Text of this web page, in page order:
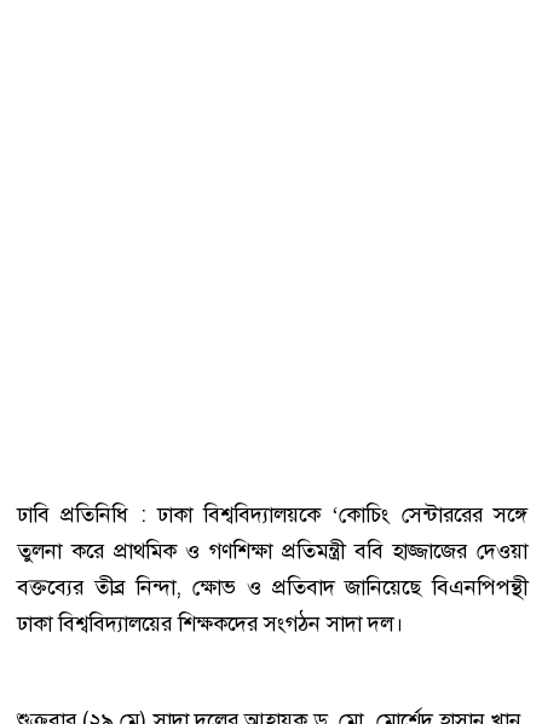
ঢাবি প্রতিনিধি : ঢাকা বিশ্ববিদ্যালয়কে ‘কোচিং সেন্টাররের সঙ্গে
তুলনা করে প্রাথমিক ও গণশিক্ষা প্রতিমন্ত্রী ববি হাজ্জাজের দেওয়া
বক্তব্যের তীব্র নিন্দা, ক্ষোভ ও প্রতিবাদ জানিয়েছে বিএনপিপন্থী
ঢাকা বিশ্ববিদ্যালয়ের শিক্ষকদের সংগঠন সাদা দল।